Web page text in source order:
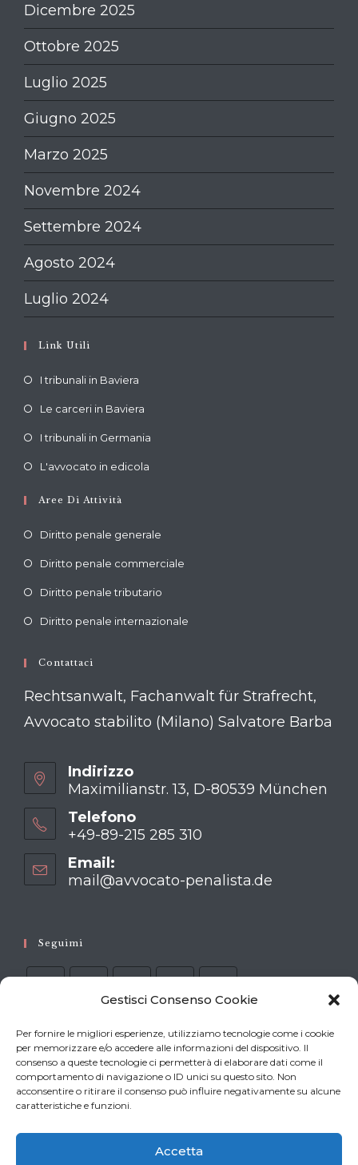
Gestisci Consenso Cookie
Per fornire le migliori esperienze, utilizziamo tecnologie come i cookie
per memorizzare e/o accedere alle informazioni del dispositivo. Il
consenso a queste tecnologie ci permetterà di elaborare dati come il
comportamento di navigazione o ID unici su questo sito. Non
acconsentire o ritirare il consenso può influire negativamente su alcune
caratteristiche e funzioni.
Accetta
Dicembre 2025
Ottobre 2025
Luglio 2025
Giugno 2025
Marzo 2025
Novembre 2024
Settembre 2024
Agosto 2024
Luglio 2024
Link Utili
I tribunali in Baviera
a
new
Le carceri in Baviera
a
new
I tribunali in Germania
L'avvocato in edicola
tab
Aree Di Attività
Diritto penale generale
Diritto penale commerciale
Diritto penale tributario
Diritto penale internazionale
Contattaci
Rechtsanwalt, Fachanwalt für Strafrecht,
Avvocato stabilito (Milano) Salvatore Barba
Indirizzo
Maximilianstr. 13, D-80539 München
Telefono
+49-89-215 285 310
in
Email:
mail@avvocato-penalista.de
Seguimi
I processi di Stutthof
IL PROCESSO DI AMBURGO